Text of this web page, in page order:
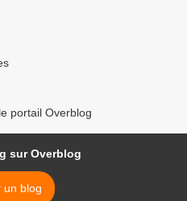
portail Overblog
sur Overblog
un blog